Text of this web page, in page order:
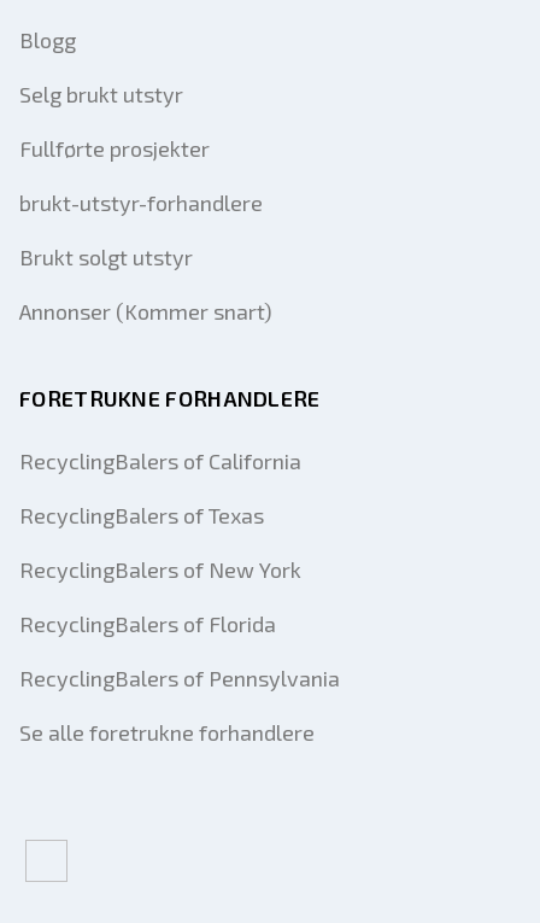
Blogg
Selg brukt utstyr
Fullførte prosjekter
brukt-utstyr-forhandlere
Brukt solgt utstyr
Annonser (Kommer snart)
FORETRUKNE FORHANDLERE
RecyclingBalers of California
RecyclingBalers of Texas
RecyclingBalers of New York
RecyclingBalers of Florida
RecyclingBalers of Pennsylvania
Se alle foretrukne forhandlere